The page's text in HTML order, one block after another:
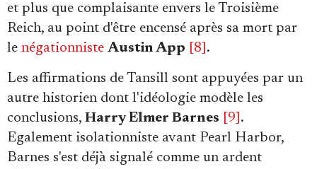
et plus que complaisante envers le Troisième
Reich, au point d'être encensé après sa mort par
le négationniste Austin App [8] .
Les affirmations de Tansill sont appuyées par un
autre historien dont l'idéologie modèle les
conclusions, Harry Elmer Barnes [9] .
Egalement isolationniste avant Pearl Harbor,
Barnes s'est déjà signalé comme un ardent